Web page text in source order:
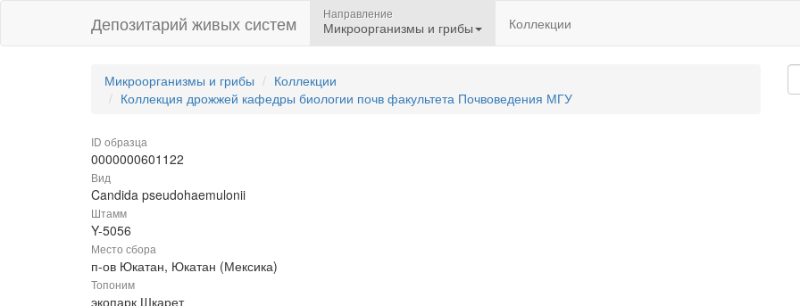
Депозитарий живых систем Направление
Микроорганизмы и грибы Коллекции
Микроорганизмы и грибы
Коллекции
Коллекция дрожжей кафедры биологии почв факультета Почвоведения МГУ
ID образца
0000000601122
Вид
Candida pseudohaemulonii
Штамм
Y-5056
Место сбора
п-ов Юкатан, Юкатан (Мексика)
Топоним
экопарк Шкарет